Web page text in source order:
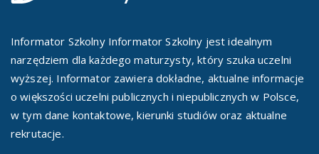
Informator Szkolny Informator Szkolny jest idealnym
narzędziem dla każdego maturzysty, który szuka uczelni
wyższej. Informator zawiera dokładne, aktualne informacje
o większości uczelni publicznych i niepublicznych w Polsce,
w tym dane kontaktowe, kierunki studiów oraz aktualne
rekrutacje.